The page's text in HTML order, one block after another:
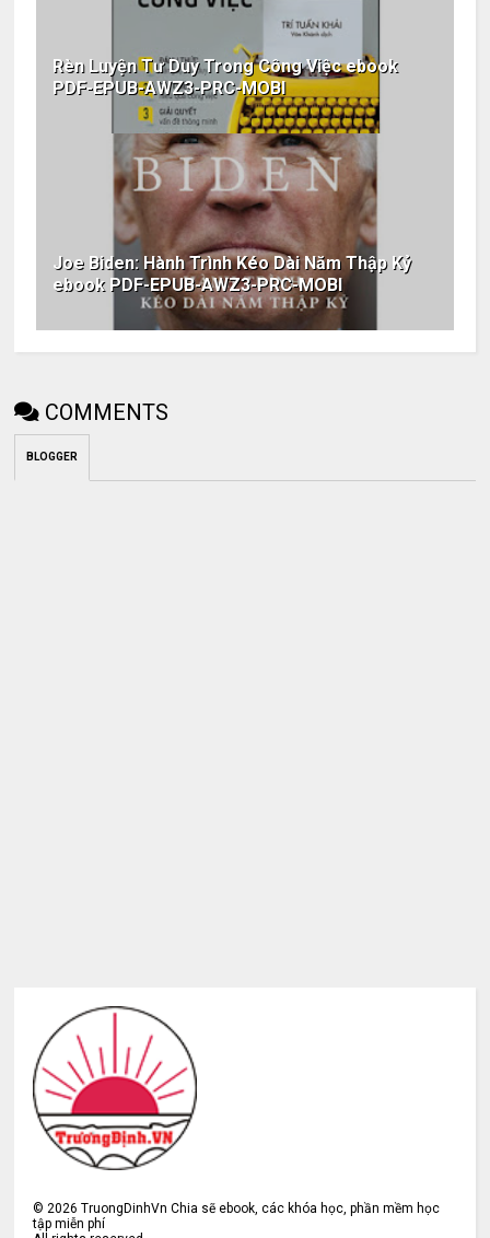
Rèn Luyện Tư Duy Trong Công Việc ebook
PDF-EPUB-AWZ3-PRC-MOBI
Joe Biden: Hành Trình Kéo Dài Năm Thập Kỷ
ebook PDF-EPUB-AWZ3-PRC-MOBI
COMMENTS
BLOGGER
©2026 TruongDinhVn Chia sẽ ebook, các khóa học, phần mềm học
tập miễn phí